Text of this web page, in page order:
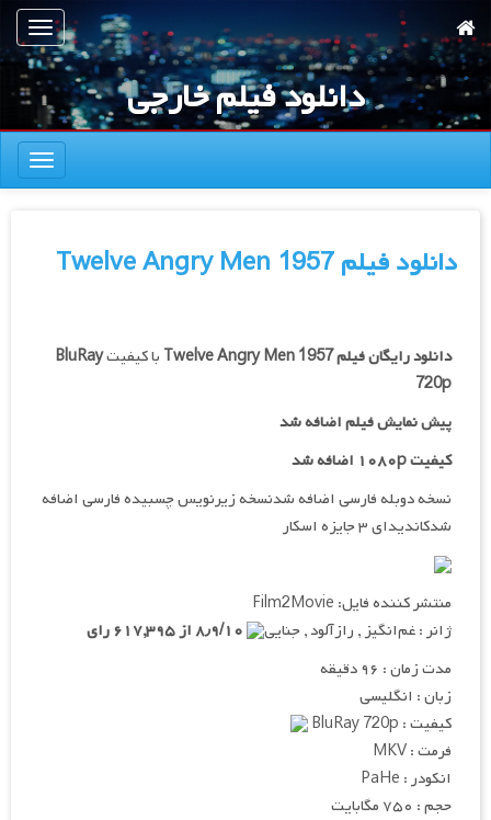
به
محتوای
اصلی
ناوبری
دانلود فیلم خارجی
ناوبری
دانلود فیلم Twelve Angry Men 1957
دانلود رایگان فیلمTwelve Angry Men 1957 با کیفیتBluRay
720p
پیش نمایش فیلم اضافه شد
کیفیت ۱۰۸۰p اضافه شد
نسخه دوبله فارسی اضافه شدنسخه زیرنویس چسبیده فارسی اضافه
شدکاندیدای ۳ جایزه اسکار
منتشر کننده فایل: Film2Movie
ژانر : غم‌انگیز , رازآلود , جنایی
مدت زمان : ۹۶ دقیقه
زبان : انگلیسی
کیفیت : BluRay 720p
فرمت : MKV
انکودر : PaHe
حجم : ۷۵۰ مگابایت